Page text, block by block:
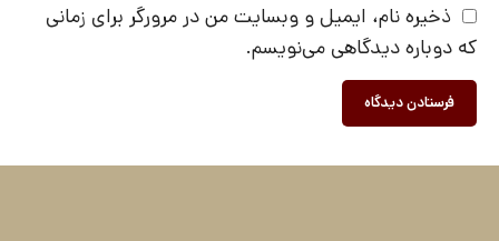
ذخیره نام، ایمیل و وبسایت من در مرورگر برای زمانی
که دوباره دیدگاهی می‌نویسم.